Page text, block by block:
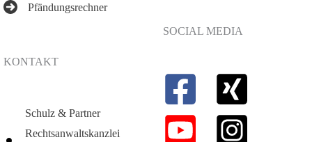
Pfändungsrechner
KONTAKT
Schulz & Partner
Rechtsanwaltskanzlei
SOCIAL MEDIA